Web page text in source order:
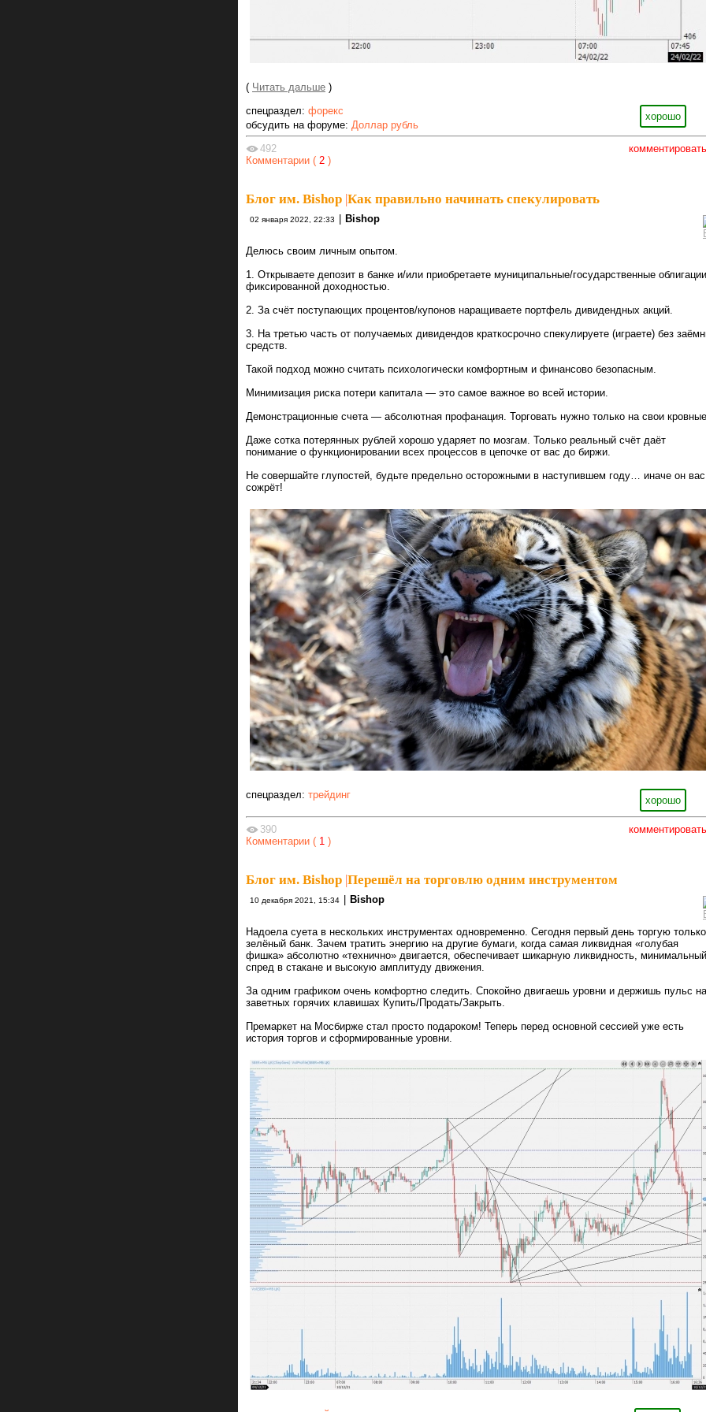
( Читать дальше )
хорошо
спецраздел: форекс
обсудить на форуме: Доллар рубль
комментировать
492
Комментарии ( 2 )
Блог им. Bishop |Как правильно начинать спекулировать
02 января 2022, 22:33 Bishop
Делюсь своим личным опытом.
1. Открываете депозит в банке и/или приобретаете муниципальные/государственные
фиксированной доходностью.
2. За счёт поступающих процентов/купонов наращиваете портфель дивидендных акций.
3. На третью часть от получаемых дивидендов краткосрочно спекулируете (играете) без
средств.
Такой подход можно считать психологически комфортным и финансово безопасным.
Минимизация риска потери капитала — это самое важное во всей истории.
Демонстрационные счета — абсолютная профанация. Торговать нужно только на свои
Даже сотка потерянных рублей хорошо ударяет по мозгам. Только реальный счёт даёт
понимание о функционировании всех процессов в цепочке от вас до биржи.
Не совершайте глупостей, будьте предельно осторожными в наступившем году… иначе он вас
сожрёт!
хорошо
спецраздел: трейдинг
комментировать
390
Комментарии ( 1 )
Блог им. Bishop |Перешёл на торговлю одним инструментом
10 декабря 2021, 15:34 Bishop
Надоела суета в нескольких инструментах одновременно. Сегодня первый день торгую только
зелёный банк. Зачем тратить энергию на другие бумаги, когда самая ликвидная «голубая
фишка» абсолютно «технично» двигается, обеспечивает шикарную ликвидность, минимальный
спред в стакане и высокую амплитуду движения.
За одним графиком очень комфортно следить. Спокойно двигаешь уровни и держишь пульс на
заветных горячих клавишах Купить/Продать/Закрыть.
Премаркет на Мосбирже стал просто подароком! Теперь перед основной сессией уже есть
история торгов и сформированные уровни.